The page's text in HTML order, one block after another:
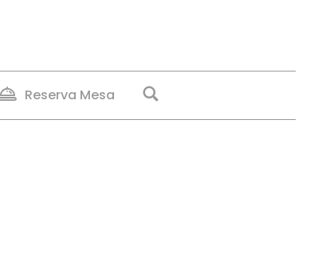
Reserva Mesa